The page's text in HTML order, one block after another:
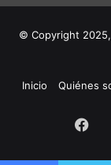
© Copyright
Inicio
Quiénes